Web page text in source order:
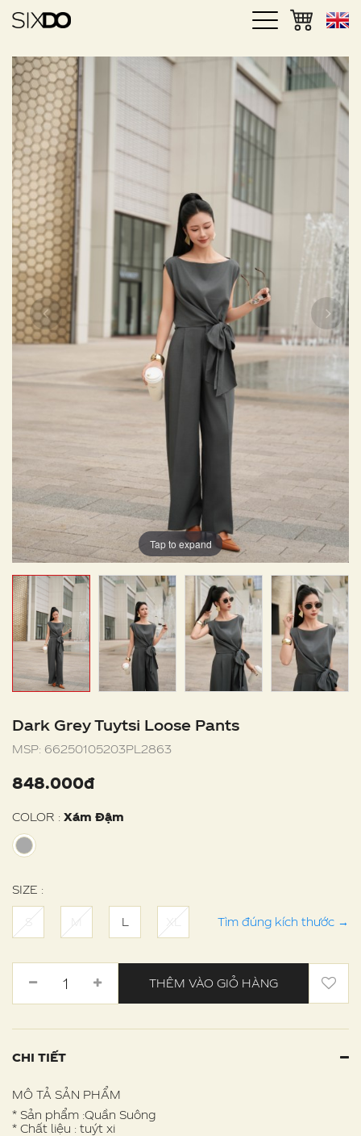
Tap to expand
Dark Grey Tuytsi Loose Pants
MSP: 66250105203PL2863
848.000đ
COLOR : Xám Đậm
SIZE :
S M L XL Tìm đúng kích thước →
THÊM VÀO GIỎ HÀNG
CHI TIẾT
MÔ TẢ SẢN PHẨM
* Sản phẩm :Quần Suông
* Chất liệu : tuýt xi